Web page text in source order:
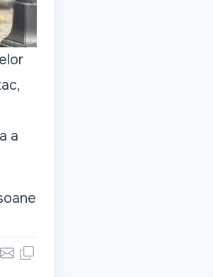
a
EmailCopy